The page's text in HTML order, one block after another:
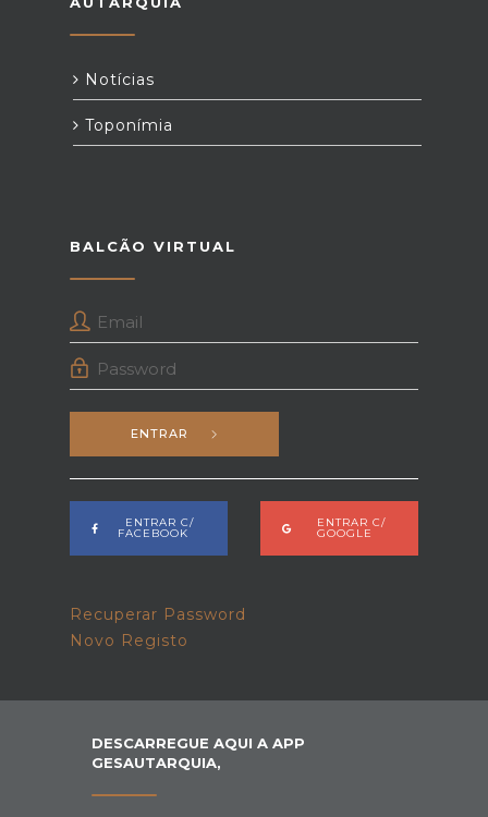
Notícias
Toponímia
BALCÃO VIRTUAL
ENTRAR
ENTRAR C/
FACEBOOK
ENTRAR C/
GOOGLE
Recuperar Password
Novo Registo
DESCARREGUE AQUI A APP
GESAUTARQUIA,